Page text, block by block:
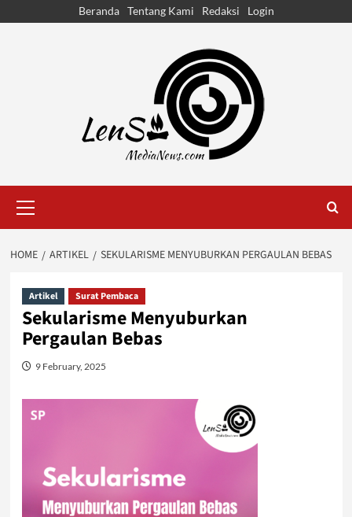
Beranda Tentang Kami Redaksi Login
Menu
HOME ARTIKEL SEKULARISME MENYUBURKAN PERGAULAN BEBAS
Artikel Surat Pembaca
Sekularisme Menyuburkan
Pergaulan Bebas
9 February, 2025